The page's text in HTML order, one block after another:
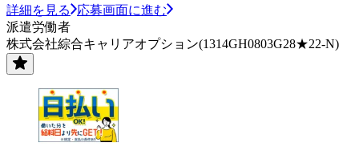
詳細を見る
応募画面に進む
派遣労働者
株式会社綜合キャリアオプション(1314GH0803G28★22-N)